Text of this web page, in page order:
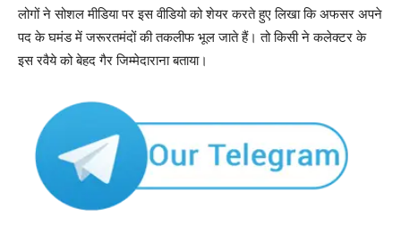
लोगों ने सोशल मीडिया पर इस वीडियो को शेयर करते हुए लिखा कि अफसर अपने
पद के घमंड में जरूरतमंदों की तकलीफ भूल जाते हैं। तो किसी ने कलेक्टर के
इस रवैये को बेहद गैर जिम्मेदाराना बताया।